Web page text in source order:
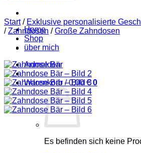
Home
Shop
über mich
Anmelden
Warenkorb /0,00 € 0
Es befinden sich keine
Start / Exklusive personalisierte
/ Zahndosen / Große Zahndosen